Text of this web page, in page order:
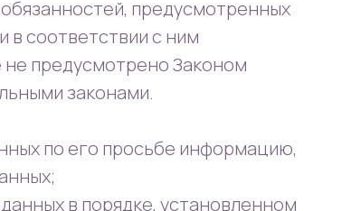
предусмотренных
в соответствии с ним
предусмотрено Законом
законами.
по его просьбе информацию,
в порядке, установленном